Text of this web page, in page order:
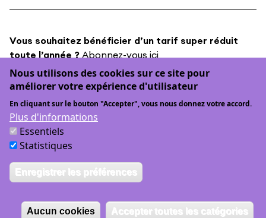
Vous souhaitez bénéficier d’un tarif super réduit
toute l’année ? Abonnez-vous ici
Vous êtes déjà abonné ?Identifiez-vous ici
Dans la même
journée ...
Nous utilisons des cookies sur ce site pour
améliorer votre expérience d'utilisateur
En cliquant sur le bouton "Accepter", vous nous donnez votre accord.
Plus d'informations
Essentiels
Statistiques
Enregistrer les préférences
Aucun cookies Accepter toutes les catégories